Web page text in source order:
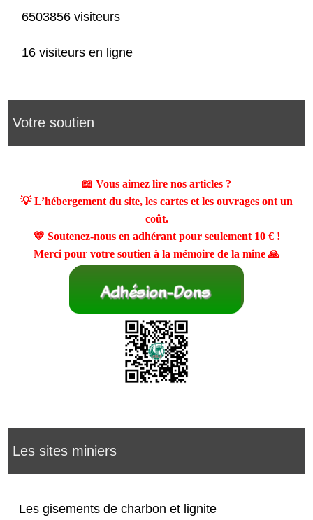
6503856 visiteurs
16 visiteurs en ligne
Votre soutien
📖 Vous aimez lire nos articles ?
💡 L’hébergement du site, les cartes et les ouvrages ont un
coût.
💛 Soutenez-nous en adhérant pour seulement 10 €!
Merci pour votre soutien à la mémoire de la mine 🙏
Les sites miniers
Les gisements de charbon et lignite